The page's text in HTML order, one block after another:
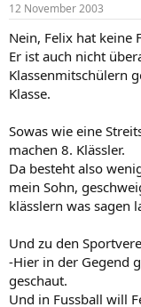
12 November 2003
Nein, Felix hat keine
Er ist auch nicht
Klassenmitschülern
Klasse.
Sowas wie eine
machen 8. Klässler.
Da besteht also
mein Sohn,
klässlern was sagen
Und zu den
-Hier in der Gegend
geschaut.
Und in Fussball will